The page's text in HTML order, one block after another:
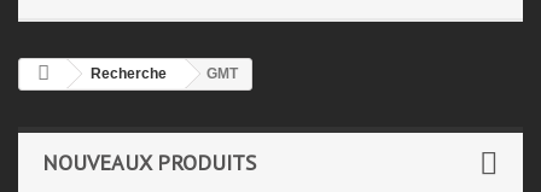
Recherche GMT
NOUVEAUX PRODUITS